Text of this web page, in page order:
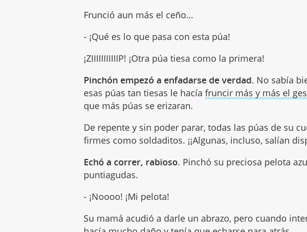
Frunció aun más el ceño…
- ¡Qué es lo que pasa con esta púa!
¡ZIIIIIIIIIIIP! ¡Otra púa tiesa como la primera!
Pinchón empezó a enfadarse de verdad. No sabía
esas púas tan tiesas le hacíafruncir más y más el
que más púas se erizaran.
De repente y sin poder parar, todas las púas de su
firmes como soldaditos. ¡¡Algunas, incluso, salían
Echó a correr, rabioso. Pinchó su preciosa pelota
puntiagudas.
- ¡Noooo! ¡Mi pelota!
Su mamá acudió a darle un abrazo, pero cuando